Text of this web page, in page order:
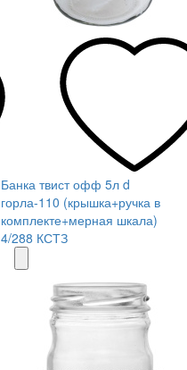
Банка твист офф 5л d
горла-110 (крышка+ручка в
комплекте+мерная шкала)
4/288 КСТЗ